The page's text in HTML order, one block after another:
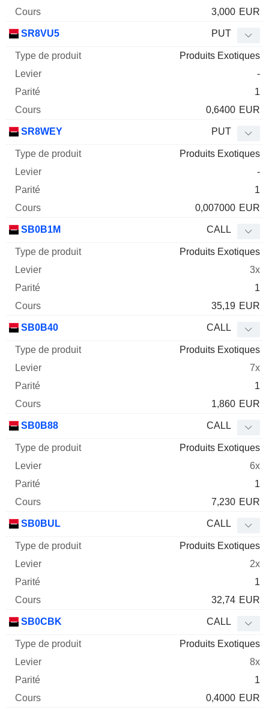
3,000 EUR
SR8VU5 PUT
Produits Exotiques
-
1
0,6400 EUR
SR8WEY PUT
Produits Exotiques
-
1
0,007000 EUR
SB0B1M CALL
Produits Exotiques
3x
1
35,19 EUR
SB0B40 CALL
Produits Exotiques
7x
1
1,860 EUR
SB0B88 CALL
Produits Exotiques
6x
1
7,230 EUR
SB0BUL CALL
Produits Exotiques
2x
1
32,74 EUR
SB0CBK CALL
Produits Exotiques
8x
1
0,4000 EUR